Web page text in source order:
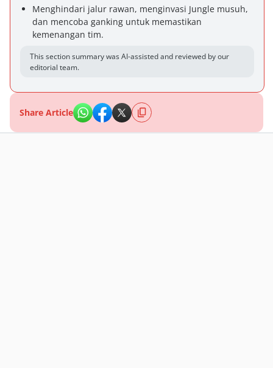
Menghindari jalur rawan, menginvasi Jungle musuh,
dan mencoba ganking untuk memastikan
kemenangan tim.
This section summary was AI-assisted and reviewed by our
editorial team.
Share Article